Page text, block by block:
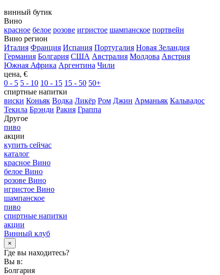
винный бутик
Вино
красное белое розове игристое шампанское портвейн
Вино регион
Италия Франция Испания Португалия Новая Зеландия
Германия Болгария США Австралия Молдова Австрия
Южная Африка Аргентина Чили
цена, €
0 - 5 5 - 10 10 - 15 15 - 50 50+
спиртные напитки
виски Коньяк Водка Ликёр Ром Джин Арманьяк Кальвадос
Текила Брэнди Ракия Граппа
Другое
пиво
акции
купить сейчас
каталог
красное Вино
белое Вино
розове Вино
игристое Вино
шампанское
пиво
спиртные напитки
акции
Винный клуб
×
Где вы находитесь?
Вы в:
Болгария